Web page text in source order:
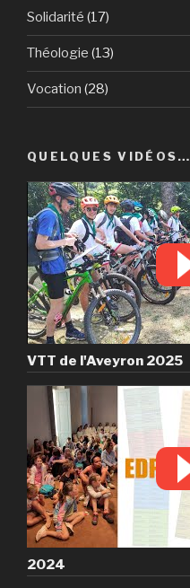
Solidarité (17)
Théologie (13)
Vocation (28)
QUELQUES VIDÉOS…
VTT de l'Aveyron 2025
2024